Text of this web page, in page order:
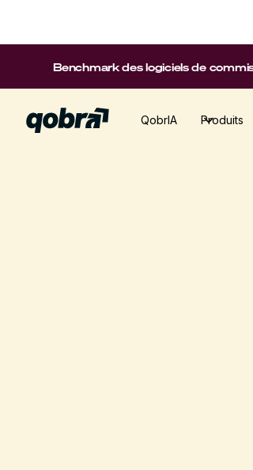
QobrIA Produits
Benchmark des logiciels de